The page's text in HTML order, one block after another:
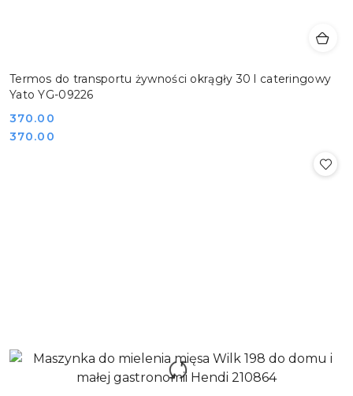
Termos do transportu żywności okrągły 30 l cateringowy
Yato YG-09226
Cena:
370.00
Cena:
370.00